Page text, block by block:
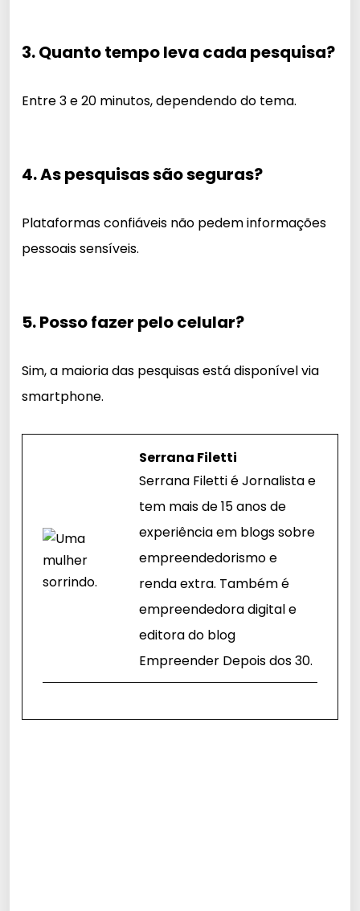
3. Quanto tempo leva cada pesquisa?
Entre 3 e 20 minutos, dependendo do tema.
4. As pesquisas são seguras?
Plataformas confiáveis não pedem informações
pessoais sensíveis.
5. Posso fazer pelo celular?
Sim, a maioria das pesquisas está disponível via
smartphone.
Serrana Filetti
Serrana Filetti é Jornalista e
tem mais de 15 anos de
experiência em blogs sobre
empreendedorismo e
renda extra. Também é
empreendedora digital e
editora do blog
Empreender Depois dos 30.